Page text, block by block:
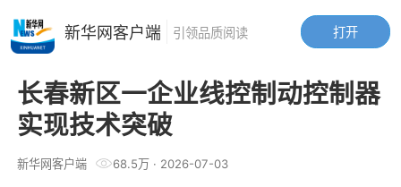
长春新区一企业线控制动控制器
实现技术突破
新华网客户端 68.5万· 2026-07-03
打开
新华网客户端 引领品质阅读